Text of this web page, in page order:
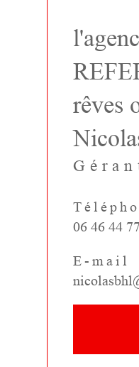
rêves
06 46 44
E-mail